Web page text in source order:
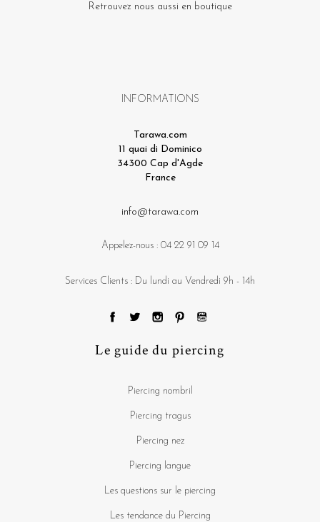
Retrouvez nous aussi en boutique
INFORMATIONS
Tarawa.com
11 quai di Dominico
34300 Cap d'Agde
France
info@tarawa.com
Appelez-nous : 04 22 91 09 14
Services Clients : Du lundi au Vendredi 9h - 14h
Le guide du piercing
Piercing nombril
Piercing tragus
Piercing nez
Piercing langue
Les questions sur le piercing
Les tendance du Piercing